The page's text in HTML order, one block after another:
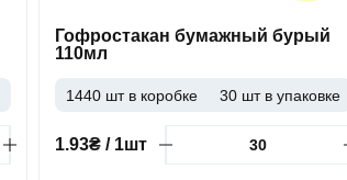
Гофростакан бумажный бурый
110мл
1440 шт в коробке 30 шт в упаковке
1.93₴ / 1шт